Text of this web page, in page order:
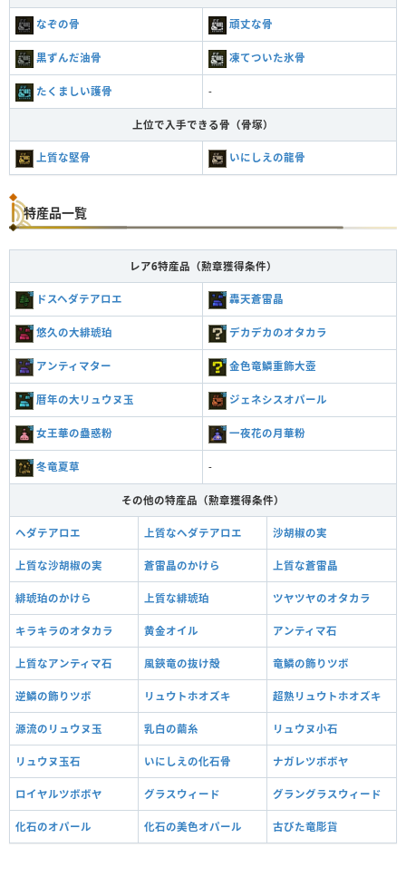
なぞの骨 頑丈な骨
黒ずんだ油骨 凍てついた氷骨
たくましい護骨 -
上位で入手できる骨（骨塚）
上質な堅骨 いにしえの龍骨
特産品一覧
レア6特産品（勲章獲得条件）
ドスヘダテアロエ 轟天蒼雷晶
悠久の大緋琥珀 デカデカのオタカラ
アンティマター 金色竜鱗重飾大壺
暦年の大リュウヌ玉 ジェネシスオパール
女王華の蠱惑粉 一夜花の月華粉
冬竜夏草 -
その他の特産品（勲章獲得条件）
ヘダテアロエ 上質なヘダテアロエ 沙胡椒の実
上質な沙胡椒の実 蒼雷晶のかけら 上質な蒼雷晶
緋琥珀のかけら 上質な緋琥珀 ツヤツヤのオタカラ
キラキラのオタカラ 黄金オイル アンティマ石
上質なアンティマ石 風鋏竜の抜け殻 竜鱗の飾りツボ
逆鱗の飾りツボ リュウトホオズキ 超熟リュウトホオズキ
源流のリュウヌ玉 乳白の繭糸 リュウヌ小石
リュウヌ玉石 いにしえの化石骨 ナガレツボボヤ
ロイヤルツボボヤ グラスウィード グラングラスウィード
化石のオパール 化石の美色オパール 古びた竜彫貨